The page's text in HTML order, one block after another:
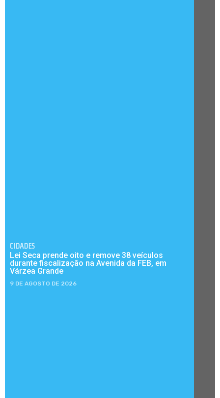
CIDADES
Lei Seca prende oito e remove 38 veículos
durante fiscalização na Avenida da FEB, em
Várzea Grande
9 DE AGOSTO DE 2026